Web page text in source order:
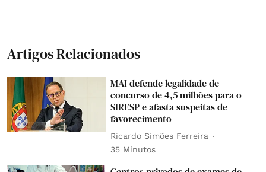
Artigos Relacionados
MAI defende legalidade de
concurso de 4,5 milhões para o
SIRESP e afasta suspeitas de
favorecimento
Ricardo Simões Ferreira
35 Minutos